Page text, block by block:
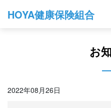
HOYA健康保険組合
お
2022年08月26日